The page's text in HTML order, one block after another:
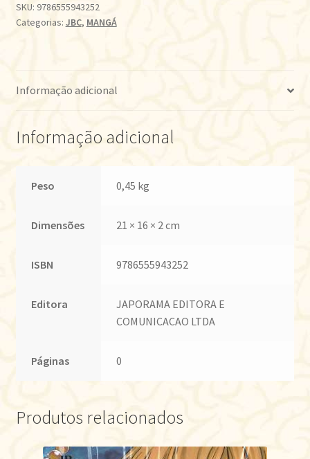
SKU: 9786555943252
Categorias: JBC, MANGÁ
Informação adicional
Informação adicional
Peso 0,45 kg
Dimensões 21 × 16 × 2 cm
ISBN 9786555943252
Editora
JAPORAMA EDITORA E
COMUNICACAO LTDA
Páginas 0
Produtos relacionados